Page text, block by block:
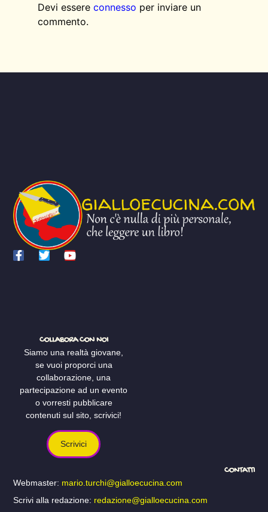
Devi essere connesso per inviare un
commento.
COLLABORA CON NOI
Siamo una realtà giovane,
se vuoi proporci una
collaborazione, una
partecipazione ad un evento
o vorresti pubblicare
contenuti sul sito, scrivici!
Scrivici
CONTATTI
Webmaster: mario.turchi@gialloecucina.com
Scrivi alla redazione: redazione@gialloecucina.com